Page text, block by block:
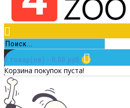
0 товар(ов) - 0.00 руб.
Корзина покупок пуста!